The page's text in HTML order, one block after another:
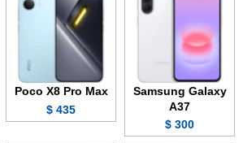
Samsung Galaxy
A37
300 $
Poco X8 Pro Max
435 $